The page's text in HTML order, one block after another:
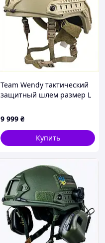
Team Wendy тактический
защитный шлем размер L
9 999 ₴
Купить